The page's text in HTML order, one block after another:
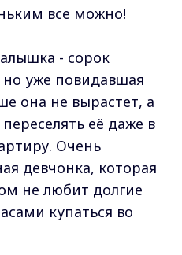
все можно!
- сорок
но уже повидавшая
она не вырастет, а
её даже в
Очень
девчонка, которая
не любит долгие
купаться во